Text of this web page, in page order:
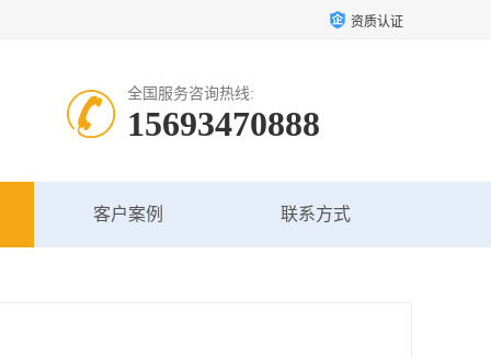
资质认证
全国服务咨询热线:
15693470888
客户案例 联系方式